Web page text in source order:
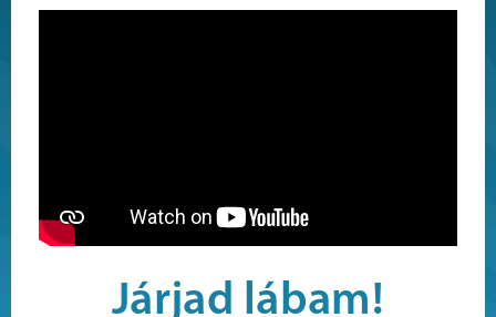
Járjad lábam!